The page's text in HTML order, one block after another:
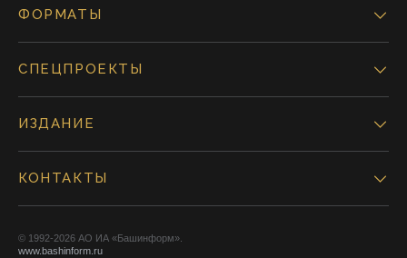
ФОРМАТЫ
СПЕЦПРОЕКТЫ
ИЗДАНИЕ
КОНТАКТЫ
© 1992-2026 АО ИА «Башинформ».
www.bashinform.ru